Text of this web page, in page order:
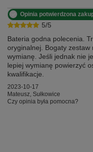
metalowy
bit Tri-point Y
iPhone 7/8/X/XS/
bit Pentalobe
bit Phillips
śrubek
bit Torx T2
bit iPhone
otwierak typu
otwierak typu
5/5
Opinia potwierdzona
Bateria godna polecenia.
oryginalnej. Bogaty zestaw
wymianę. Jeśli jednak nie
lepiej wymianę powierzyć
kwalifikacje.
2023-10-17
Mateusz, Sułkowice
Czy opinia była pomocna?